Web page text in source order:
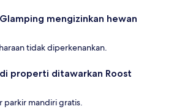
mengizinkan hewan
tidak diperkenankan.
properti ditawarkan Roost
parkir mandiri gratis.